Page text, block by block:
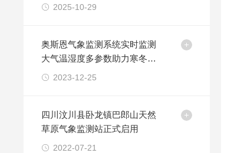
2025-10-29
奥斯恩气象监测系统实时监测
大气温湿度多参数助力寒冬季
节科学种植应用方案
2023-12-25
四川汶川县卧龙镇巴郎山天然
草原气象监测站正式启用
2022-07-21